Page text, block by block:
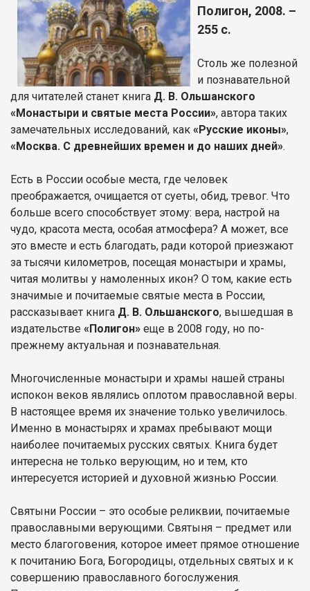
Полигон, 2008. –
255 с.
Столь же полезной
и познавательной
для читателей станет книга Д. В. Ольшанского
«Монастыри и святые места России», автора таких
замечательных исследований, как «Русские иконы»,
«Москва. С древнейших времен и до наших дней».
Есть в России особые места, где человек
преображается, очищается от суеты, обид, тревог. Что
больше всего способствует этому: вера, настрой на
чудо, красота места, особая атмосфера? А может, все
это вместе и есть благодать, ради которой приезжают
за тысячи километров, посещая монастыри и храмы,
читая молитвы у намоленных икон? О том, какие есть
значимые и почитаемые святые места в России,
рассказывает книга Д. В. Ольшанского, вышедшая в
издательстве «Полигон» еще в 2008 году, но по-
прежнему актуальная и познавательная.
Многочисленные монастыри и храмы нашей страны
испокон веков являлись оплотом православной веры.
В настоящее время их значение только увеличилось.
Именно в монастырях и храмах пребывают мощи
наиболее почитаемых русских святых. Книга будет
интересна не только верующим, но и тем, кто
интересуется историей и духовной жизнью России.
Святыни России – это особые реликвии, почитаемые
православными верующими. Святыня – предмет или
место благоговения, которое имеет прямое отношение
к почитанию Бога, Богородицы, отдельных святых и к
совершению православного богослужения.